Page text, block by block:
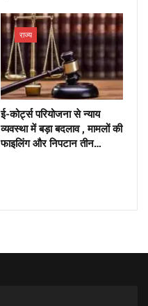
राज्य
ई-कोर्ट्स परियोजना से न्याय
व्यवस्था में बड़ा बदलाव , मामलों की
फाइलिंग और निपटान तीन…